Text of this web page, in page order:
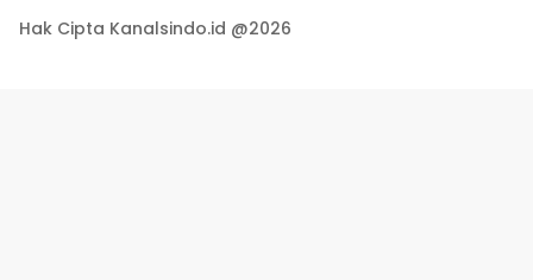
Hak Cipta Kanalsindo.id @2026